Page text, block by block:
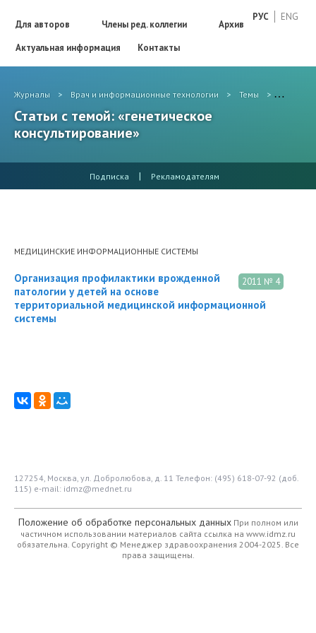
РУС ENG
Для авторов Члены ред. коллегии
Архив
Актуальная информация
Контакты
Журналы > Врач и информационные технологии > Темы >
Статьи с темой: «генетическое
консультирование»
Подписка | Рекламодателям
МЕДИЦИНСКИЕ ИНФОРМАЦИОННЫЕ СИСТЕМЫ
2011 № 4
Организация профилактики врожденной
патологии у детей на основе
территориальной медицинской информационной
системы
127254, Москва, ул. Добролюбова, д. 11 Телефон: (495) 618-07-92 (доб.
115) e-mail: idmz@mednet.ru
Положение об обработке персональных данныхПри полном или
частичном использовании материалов сайта ссылка на www.idmz.ru
обязательна. Copyright © Менеджер здравоохранения 2004-2025. Все
права защищены.